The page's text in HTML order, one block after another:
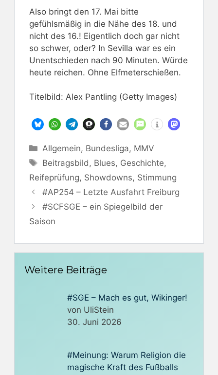
Also bringt den 17. Mai bitte
gefühlsmäßig in die Nähe des 18. und
nicht des 16.! Eigentlich doch gar nicht
so schwer, oder? In Sevilla war es ein
Unentschieden nach 90 Minuten. Würde
heute reichen. Ohne Elfmeterschießen.
Titelbild: Alex Pantling (Getty Images)
Kategorien
Allgemein, Bundesliga, MMV
Schlagwörter
Beitragsbild , Blues, Geschichte,
Reifeprüfung, Showdowns, Stimmung
#AP254 – Letzte Ausfahrt Freiburg
#SCFSGE – ein Spiegelbild der
Saison
Weitere Beiträge
#SGE – Mach es gut, Wikinger!
von UliStein
30. Juni 2026
#Meinung: Warum Religion die
magische Kraft des Fußballs